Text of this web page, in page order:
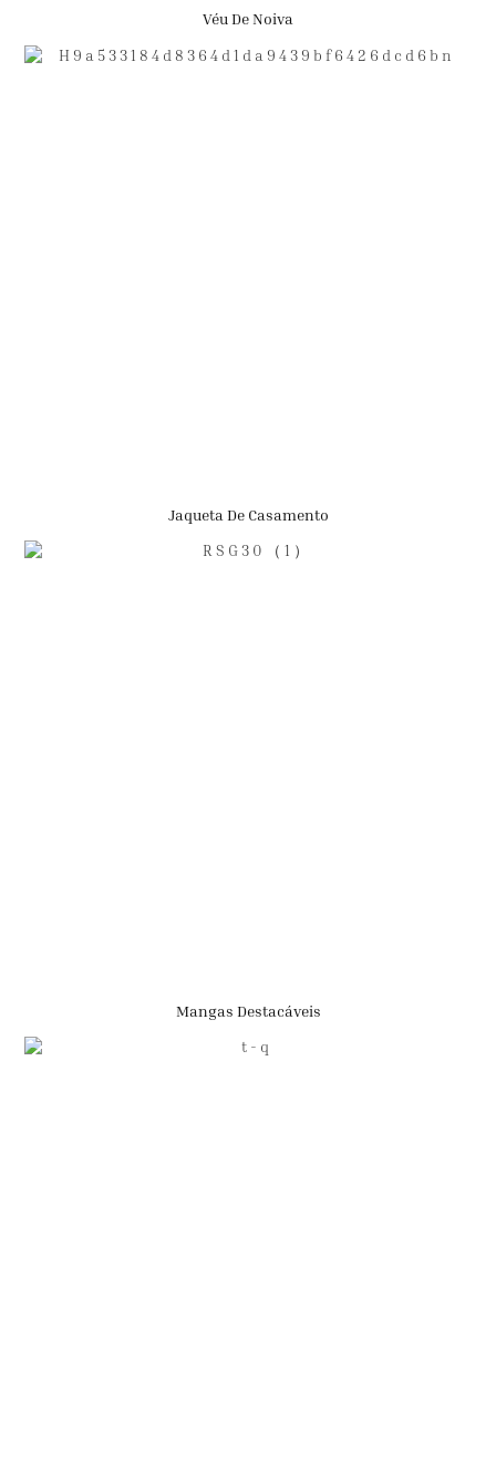
Véu De Noiva
Jaqueta De Casamento
Mangas Destacáveis